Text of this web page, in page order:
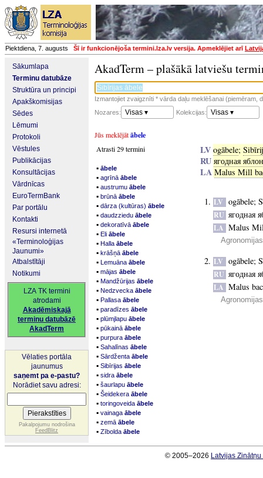
Piektdiena, 7. augusts Šī ir funkcionējoša termini.lza.lv versija. Apmeklējiet arī
Sākumlapa
Terminu datubāze
Struktūra un principi
Apakškomisijas
Sēdes
Lēmumi
Protokoli
Vēstules
Publikācijas
Konsultācijas
Vārdnīcas
EuroTermBank
Par portālu
Kontakti
Resursi internetā
«Terminoloģijas
Jaunumi»
Atbalstītāji
Notikumi
LZA TK termini
atrodami
Akadēmiskajā
terminu datubāzē
AkadTerm
Vēlaties portāla
jaunumus
saņemt pa e-pastu?
Norādiet savu adresi:
Pakalpojumu nodrošina
FeedBlitz
AkadTerm – plašākā latviešu
Izmantojiet zvaigznīti * vārda daļu meklēšanai (piemēram,
Nozares:
Visas ▾ Kolekcijas: Visas ▾
Jūs meklējātābele
Atrasti 29 termini
▪ ābele
▪ agrīnā ābele
▪ austrumu ābele
▪ brūnā ābele
▪ dārza (kultūras) ābele
▪ daudzziedu ābele
▪ dekoratīvā ābele
▪ Eli ābele
▪ Halla ābele
▪ krāšņā ābele
▪ Lemuāna ābele
▪ mājas ābele
▪ Mandžūrijas ābele
▪ Nedzvecka ābele
▪ Pallasa ābele
▪ paradīzes ābele
▪ plūmjlapu ābele
▪ pūkainā ābele
▪ purpura ābele
▪ Sahalīnas ābele
▪ Sārdženta ābele
▪ Sibīrijas ābele
▪ sidra ābele
▪ šaurlapu ābele
▪ Šeidekera ābele
▪ toringoveida ābele
▪ vainaga ābele
▪ zemā ābele
▪ Zībolda ābele
LV ogābele;
RU ягодная
LA Malus Mill
LV ogābele;
RU ягодная
LA Malus
LV ogābele;
RU ягодная
LA Malus
© 2005–2026 Latvijas